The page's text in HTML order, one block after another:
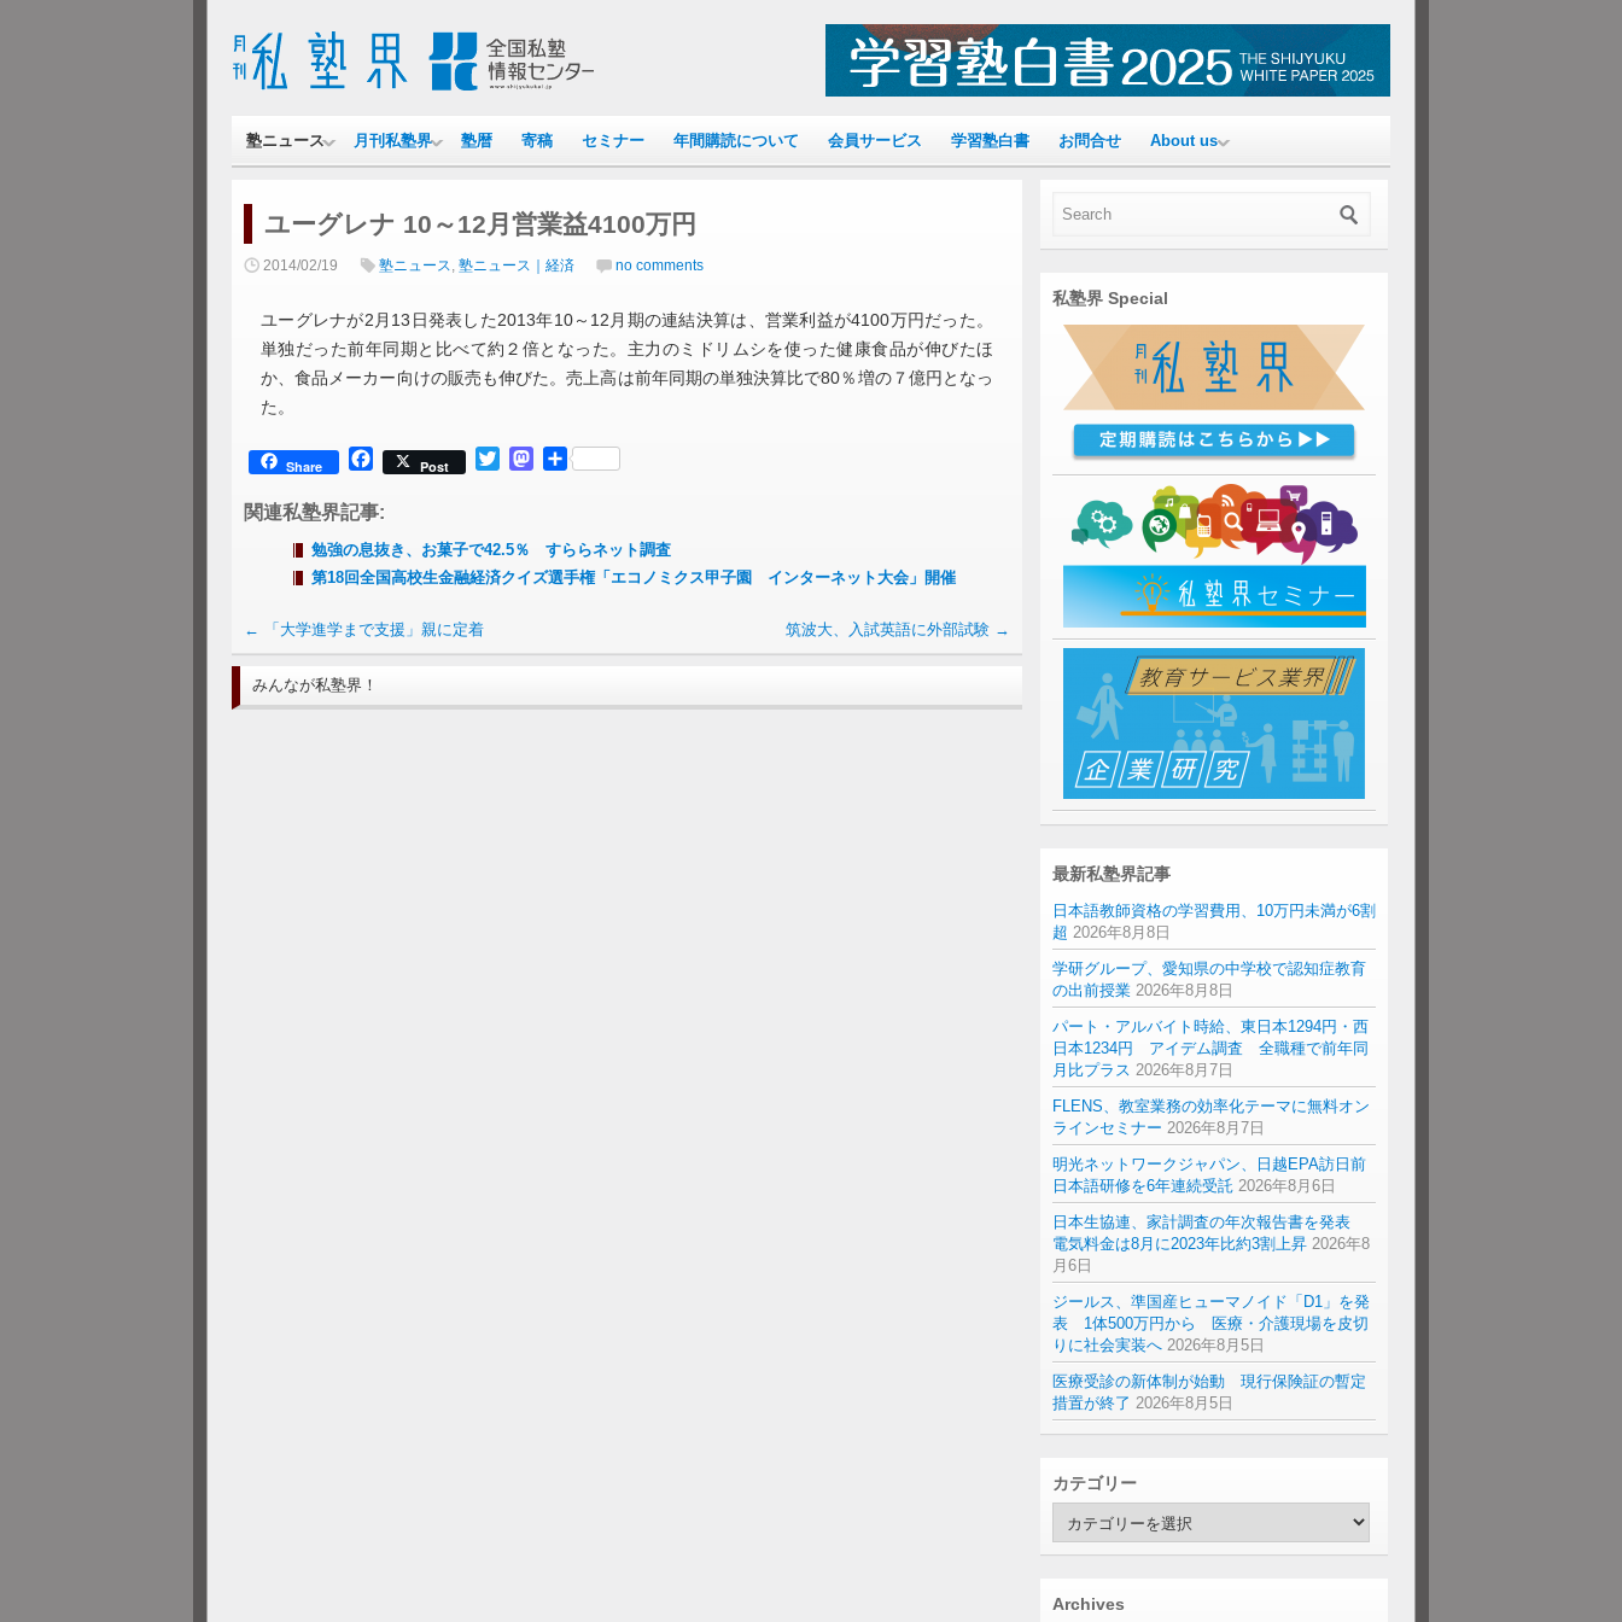
塾ニュース 月刊私塾界 塾暦 寄稿 セミナー 年間購読について 会員サービス 学習塾白書 お問合せ About us
ユーグレナ 10～12月営業益4100万円
2014/02/19 塾ニュース, 塾ニュース｜経済 no comments
ユーグレナが2月13日発表した2013年10～12月期の連結決算は、営業利益が4100万円だった。
単独だった前年同期と比べて約２倍となった。主力のミドリムシを使った健康食品が伸びたほ
か、食品メーカー向けの販売も伸びた。売上高は前年同期の単独決算比で80％増の７億円となっ
た。
Share Facebook
Post TwitterMastodon
共
関連私塾界記事:
勉強の息抜き、お菓子で42.5％ すららネット調査
第18回全国高校生金融経済クイズ選手権「エコノミクス甲子園 インターネット大会」開催
← 「大学進学まで支援」親に定着 筑波大、入試英語に外部試験 →
みんなが私塾界！
私塾界 Special
最新私塾界記事
日本語教師資格の学習費用、10万円未満が6割
超 2026年8月8日
学研グループ、愛知県の中学校で認知症教育
の出前授業 2026年8月8日
パート・アルバイト時給、東日本1294円・西
日本1234円 アイデム調査 全職種で前年同
月比プラス 2026年8月7日
FLENS、教室業務の効率化テーマに無料オン
ラインセミナー 2026年8月7日
明光ネットワークジャパン、日越EPA訪日前
日本語研修を6年連続受託 2026年8月6日
日本生協連、家計調査の年次報告書を発表
電気料金は8月に2023年比約3割上昇 2026年8
月6日
ジールス、準国産ヒューマノイド「D1」を発
表 1体500万円から 医療・介護現場を皮切
りに社会実装へ 2026年8月5日
医療受診の新体制が始動 現行保険証の暫定
措置が終了 2026年8月5日
カテゴリー
ゴ
ー
Archives